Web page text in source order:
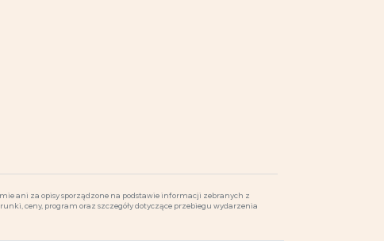
ani za opisy sporządzone na podstawie informacji zebranych z
ceny, program oraz szczegóły dotyczące przebiegu wydarzenia